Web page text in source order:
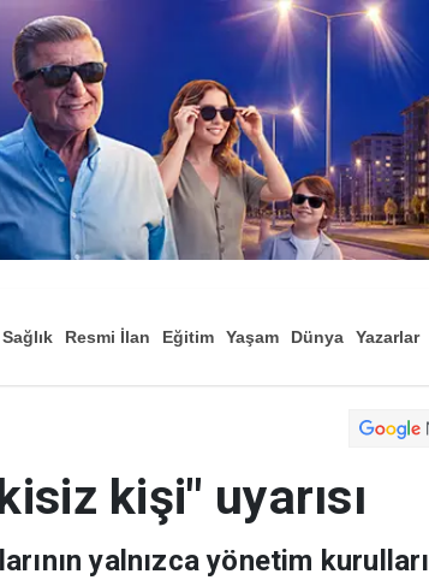
Sağlık Resmi İlan Eğitim Yaşam
Dünya
Yazarlar
kişi" uyarısı
yalnızca yönetim kurulları